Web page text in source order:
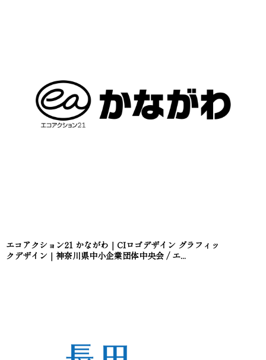
エコアクション21 かながわ｜CIロゴデザイン グラフィッ
クデザイン｜神奈川県中小企業団体中央会 / エ...